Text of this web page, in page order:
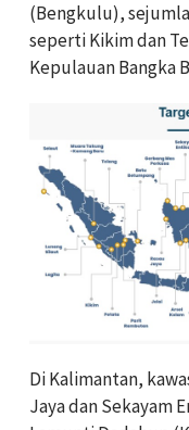
(Bengkulu),
seperti Kikim dan
Kepulauan Bangka
Di Kalimantan,
Jaya dan Sekayam